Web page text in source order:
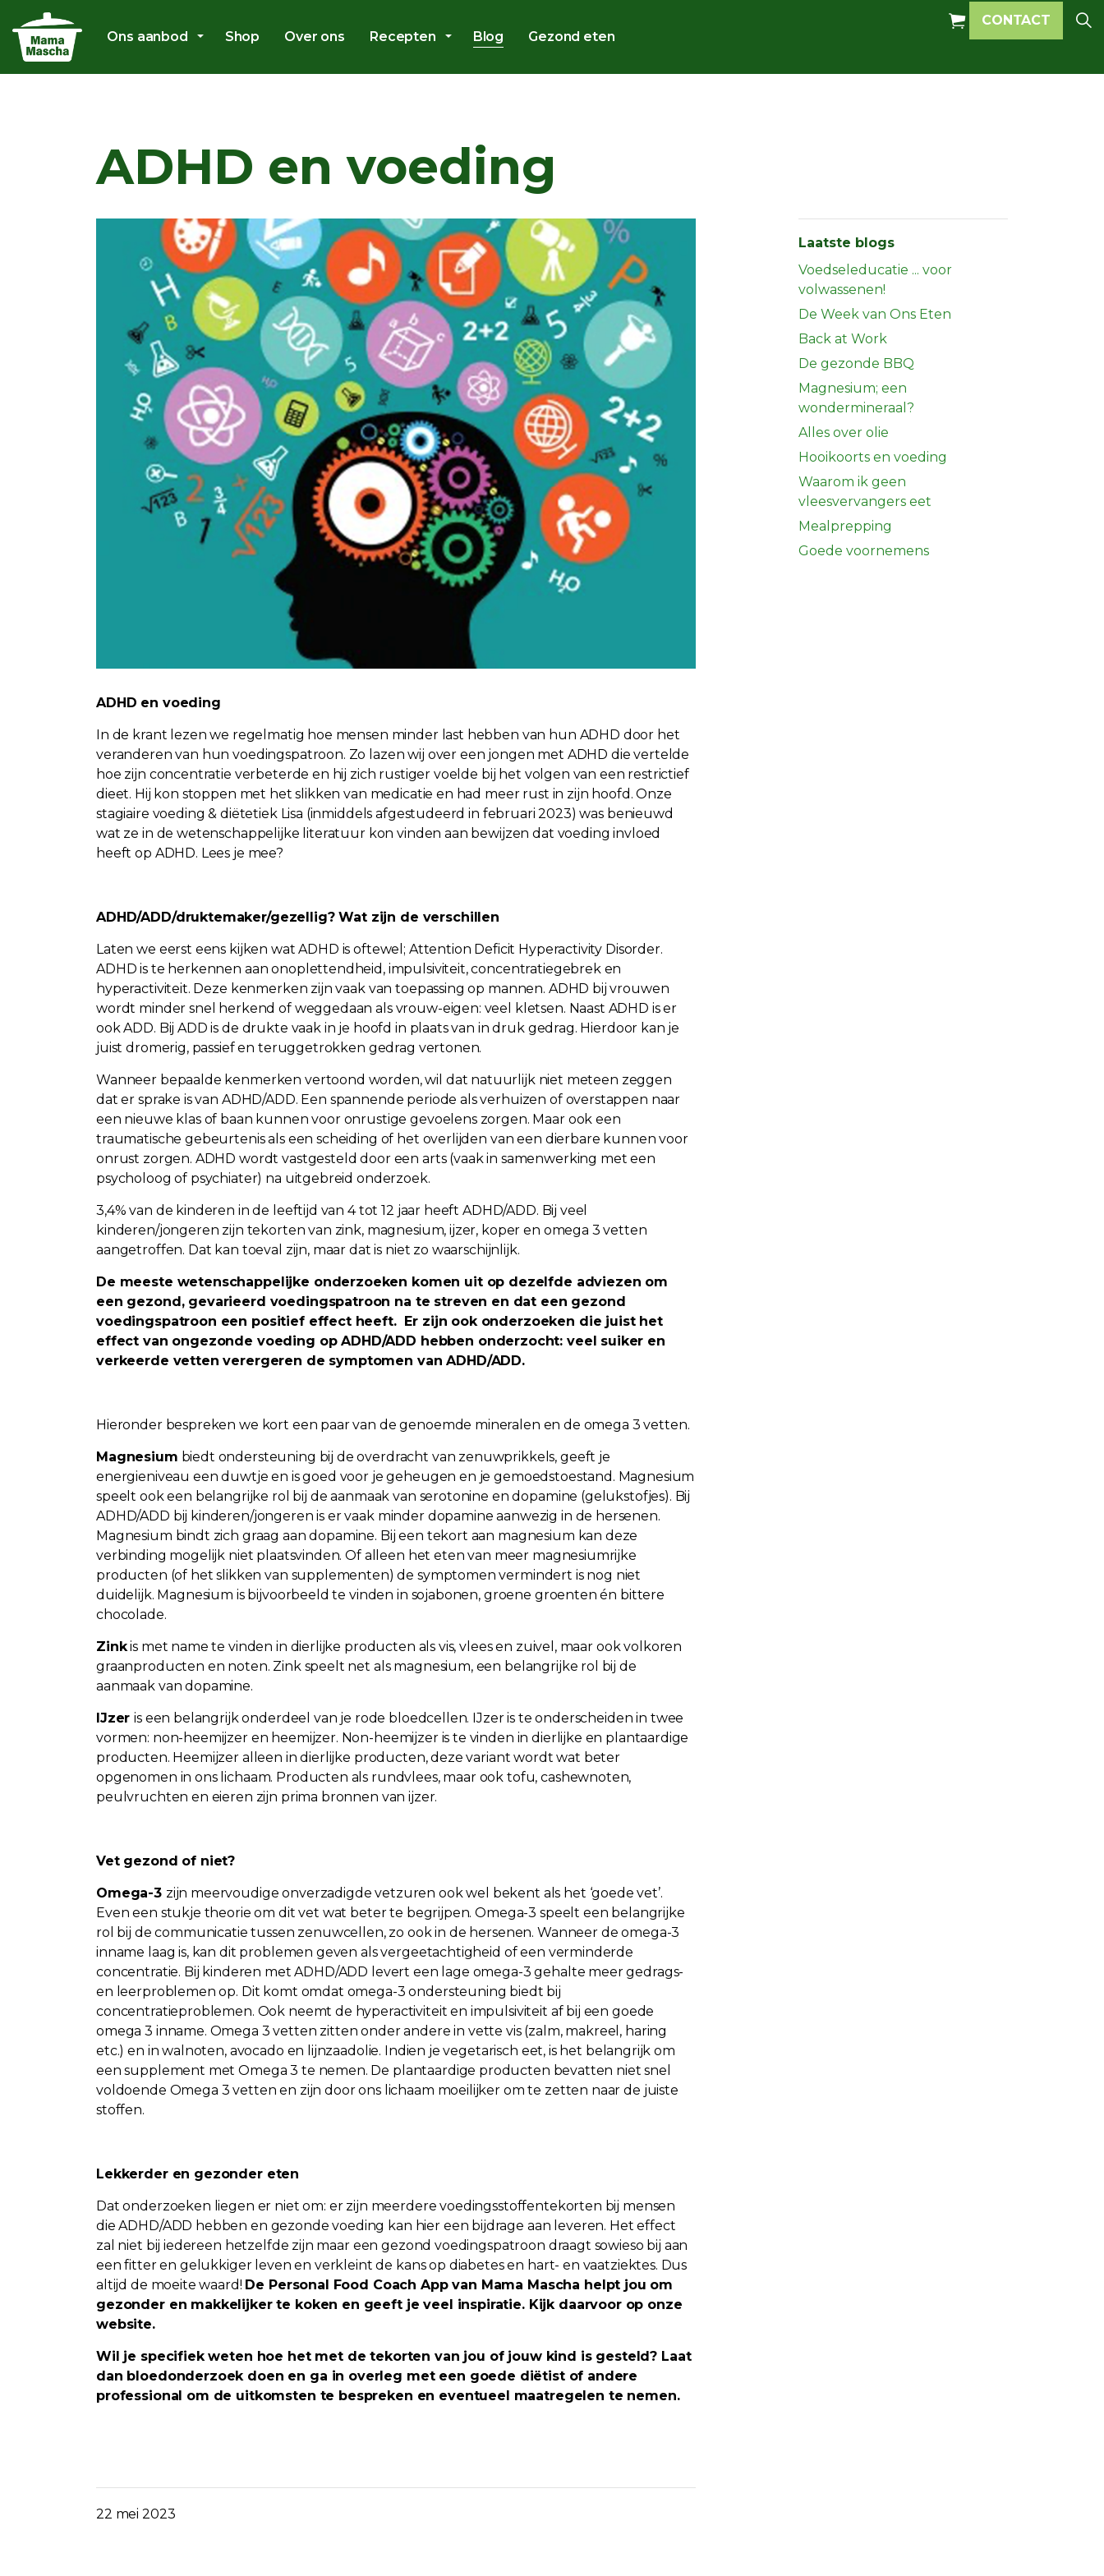
Ons aanbod
Shop Over ons Recepten Blog Gezond eten
CONTACT
ADHD en voeding
ADHD en voeding
In de krant lezen we regelmatig hoe mensen minder last hebben van hun ADHD door het
veranderen van hun voedingspatroon. Zo lazen wij over een jongen met ADHD die vertelde
hoe zijn concentratie verbeterde en hij zich rustiger voelde bij het volgen van een restrictief
dieet. Hij kon stoppen met het slikken van medicatie en had meer rust in zijn hoofd. Onze
stagiaire voeding & diëtetiek Lisa (inmiddels afgestudeerd in februari 2023) was benieuwd
wat ze in de wetenschappelijke literatuur kon vinden aan bewijzen dat voeding invloed
heeft op ADHD. Lees je mee?
ADHD/ADD/druktemaker/gezellig? Wat zijn de verschillen
Laten we eerst eens kijken wat ADHD is oftewel; Attention Deficit Hyperactivity Disorder.
ADHD is te herkennen aan onoplettendheid, impulsiviteit, concentratiegebrek en
hyperactiviteit. Deze kenmerken zijn vaak van toepassing op mannen. ADHD bij vrouwen
wordt minder snel herkend of weggedaan als vrouw-eigen: veel kletsen. Naast ADHD is er
ook ADD. Bij ADD is de drukte vaak in je hoofd in plaats van in druk gedrag. Hierdoor kan je
juist dromerig, passief en teruggetrokken gedrag vertonen.
Wanneer bepaalde kenmerken vertoond worden, wil dat natuurlijk niet meteen zeggen
dat er sprake is van ADHD/ADD. Een spannende periode als verhuizen of overstappen naar
een nieuwe klas of baan kunnen voor onrustige gevoelens zorgen. Maar ook een
traumatische gebeurtenis als een scheiding of het overlijden van een dierbare kunnen voor
onrust zorgen. ADHD wordt vastgesteld door een arts (vaak in samenwerking met een
psycholoog of psychiater) na uitgebreid onderzoek.
3,4% van de kinderen in de leeftijd van 4 tot 12 jaar heeft ADHD/ADD. Bij veel
kinderen/jongeren zijn tekorten van zink, magnesium, ijzer, koper en omega 3 vetten
aangetroffen. Dat kan toeval zijn, maar dat is niet zo waarschijnlijk.
De meeste wetenschappelijke onderzoeken komen uit op dezelfde adviezen om
een gezond, gevarieerd voedingspatroon na te streven en dat een gezond
voedingspatroon een positief effect heeft. Er zijn ook onderzoeken die juist het
effect van ongezonde voeding op ADHD/ADD hebben onderzocht: veel suiker en
verkeerde vetten verergeren de symptomen van ADHD/ADD.
Hieronder bespreken we kort een paar van de genoemde mineralen en de omega 3 vetten.
Magnesium biedt ondersteuning bij de overdracht van zenuwprikkels, geeft je
energieniveau een duwtje en is goed voor je geheugen en je gemoedstoestand. Magnesium
speelt ook een belangrijke rol bij de aanmaak van serotonine en dopamine (gelukstofjes). Bij
ADHD/ADD bij kinderen/jongeren is er vaak minder dopamine aanwezig in de hersenen.
Magnesium bindt zich graag aan dopamine. Bij een tekort aan magnesium kan deze
verbinding mogelijk niet plaatsvinden. Of alleen het eten van meer magnesiumrijke
producten (of het slikken van supplementen) de symptomen vermindert is nog niet
duidelijk. Magnesium is bijvoorbeeld te vinden in sojabonen, groene groenten én bittere
chocolade.
Zinkis met name te vinden in dierlijke producten als vis, vlees en zuivel, maar ook volkoren
graanproducten en noten. Zink speelt net als magnesium, een belangrijke rol bij de
aanmaak van dopamine.
IJzeris een belangrijk onderdeel van je rode bloedcellen. IJzer is te onderscheiden in twee
vormen: non-heemijzer en heemijzer. Non-heemijzer is te vinden in dierlijke en plantaardige
producten. Heemijzer alleen in dierlijke producten, deze variant wordt wat beter
opgenomen in ons lichaam. Producten als rundvlees, maar ook tofu, cashewnoten,
peulvruchten en eieren zijn prima bronnen van ijzer.
Vet gezond of niet?
Omega-3 zijn meervoudige onverzadigde vetzuren ook wel bekent als het ‘goede vet’.
Even een stukje theorie om dit vet wat beter te begrijpen. Omega-3 speelt een belangrijke
rol bij de communicatie tussen zenuwcellen, zo ook in de hersenen. Wanneer de omega-3
inname laag is, kan dit problemen geven als vergeetachtigheid of een verminderde
concentratie. Bij kinderen met ADHD/ADD levert een lage omega-3 gehalte meer gedrags-
en leerproblemen op. Dit komt omdat omega-3 ondersteuning biedt bij
concentratieproblemen. Ook neemt de hyperactiviteit en impulsiviteit af bij een goede
omega 3 inname. Omega 3 vetten zitten onder andere in vette vis (zalm, makreel, haring
etc.) en in walnoten, avocado en lijnzaadolie. Indien je vegetarisch eet, is het belangrijk om
een supplement met Omega 3 te nemen. De plantaardige producten bevatten niet snel
voldoende Omega 3 vetten en zijn door ons lichaam moeilijker om te zetten naar de juiste
stoffen.
Lekkerder en gezonder eten
Dat onderzoeken liegen er niet om: er zijn meerdere voedingsstoffentekorten bij mensen
die ADHD/ADD hebben en gezonde voeding kan hier een bijdrage aan leveren. Het effect
zal niet bij iedereen hetzelfde zijn maar een gezond voedingspatroon draagt sowieso bij aan
een fitter en gelukkiger leven en verkleint de kans op diabetes en hart- en vaatziektes. Dus
altijd de moeite waard! De Personal Food Coach App van Mama Mascha helpt jou om
gezonder en makkelijker te koken en geeft je veel inspiratie. Kijk daarvoor op onze
website.
Wil je specifiek weten hoe het met de tekorten van jou of jouw kind is gesteld? Laat
dan bloedonderzoek doen en ga in overleg met een goede diëtist of andere
professional om de uitkomsten te bespreken en eventueel maatregelen te nemen.
22 mei 2023
Laatste blogs
Voedseleducatie ... voor
volwassenen!
De Week van Ons Eten
Back at Work
De gezonde BBQ
Magnesium; een
wondermineraal?
Alles over olie
Hooikoorts en voeding
Waarom ik geen
vleesvervangers eet
Mealprepping
Goede voornemens